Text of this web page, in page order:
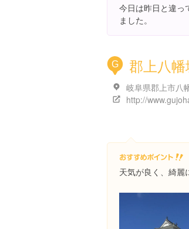
今日は昨日と違っ
ました。
G 郡上八幡
天気が良く、綺麗